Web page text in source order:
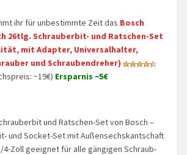
ihr für unbestimmte Zeit das Bosch
26tlg. Schrauberbit- und Ratschen-Set
mit Adapter, Universalhalter,
und Schraubendreher)
~19€) Ersparnis ~5€
und Ratschen-Set von Bosch –
und Socket-Set mit Außensechskantschaft
4-Zoll geeignet für alle gängigen Schraub-